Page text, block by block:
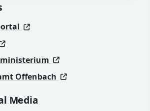
(öffnet in neuem Fenster)
(öffnet in neuem Fenster)
(öffnet in neuem Fenster)
(öffnet in neuem Fenster)
(öffnet in neuem
(öffnet in neuem
Offenbach
(öffnet in neuem
(öffnet in neuem
Media